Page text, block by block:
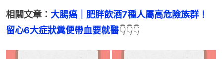
相關文章： 大腸癌｜肥胖飲酒7種人屬高危險族群！
留心6大症狀糞便帶血要就醫👇👇👇